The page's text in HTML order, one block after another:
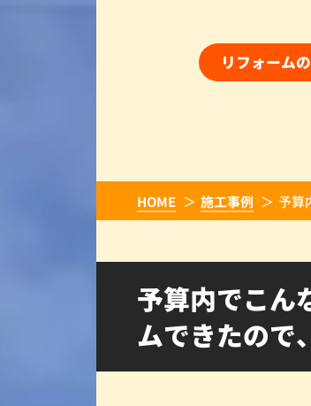
リフォーム
HOME 施工事例 予算
予算内でこん
ムできたので